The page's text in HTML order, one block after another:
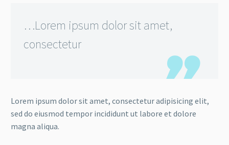
…Lorem ipsum dolor sit amet,
consectetur
Lorem ipsum dolor sit amet, consectetur adipisicing elit,
sed do eiusmod tempor incididunt ut labore et dolore
magna aliqua.